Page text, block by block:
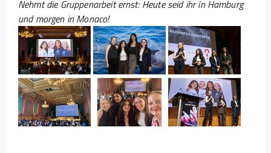
Show larger version for:Show larger version for:Show larger version for:
Show larger version for:Show larger version for:Show larger version
Nehmt die Gruppenarbeit ernst: Heute seid ihr in Hamburg
und morgen in Monaco!